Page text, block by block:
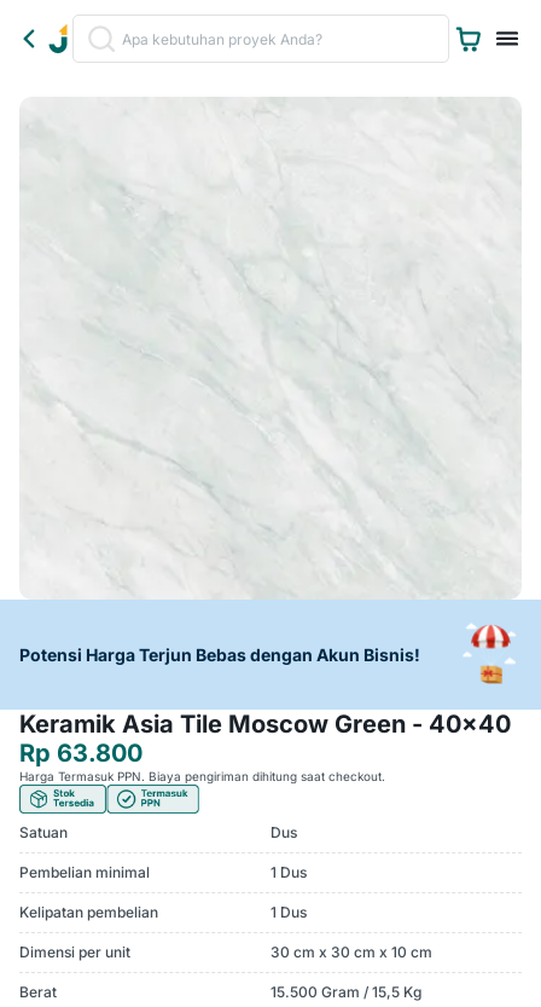
Potensi Harga Terjun Bebas dengan Akun Bisnis!
Keramik Asia Tile Moscow Green - 40x40
Rp 63.800
Harga Termasuk PPN. Biaya pengiriman dihitung saat checkout.
Satuan Dus
Pembelian minimal 1 Dus
Kelipatan pembelian 1 Dus
Dimensi per unit 30 cm x 30 cm x 10 cm
Berat 15.500 Gram / 15,5 Kg